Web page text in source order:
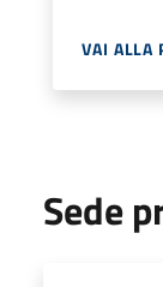
VAI ALLA
Sede